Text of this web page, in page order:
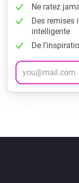
Ne ratez
Des remises
intelligente
De